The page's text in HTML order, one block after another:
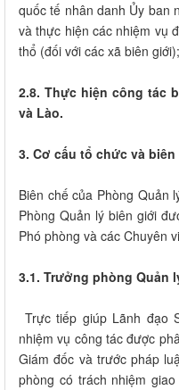
quốc tế nhân danh Ủy ban
và thực hiện các nhiệm vụ
thổ (đối với các xã biên giới);
2.8. Thực hiện công tác
và Lào.
3. Cơ cấu tổ chức và biên
Biên chế của Phòng Quản
Phòng Quản lý biên giới
Phó phòng và các Chuyên
3.1. Trưởng phòng Quản
Trực tiếp giúp Lãnh đạo
nhiệm vụ công tác được
Giám đốc và trước pháp
phòng có trách nhiệm